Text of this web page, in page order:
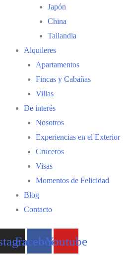
Japón
China
Tailandia
Alquileres
Apartamentos
Fincas y Cabañas
Villas
De interés
Nosotros
Experiencias en el Exterior
Cruceros
Visas
Momentos de Felicidad
Blog
Contacto
FacebookYoutube